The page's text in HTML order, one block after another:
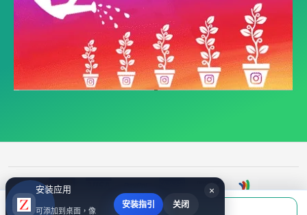
当前应付
×
安装应用
可添加到桌面，像
安装指引 关闭